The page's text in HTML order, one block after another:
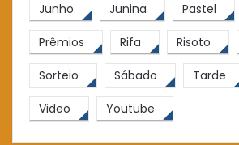
Junho Junina Pastel
Prêmios Rifa Risoto
Sorteio Sábado Tarde
Video Youtube